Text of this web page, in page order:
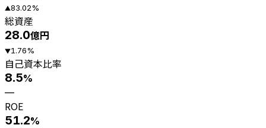
▲83.02%
総資産
28.0億円
▼1.76%
自己資本比率
8.5%
—
ROE
51.2%